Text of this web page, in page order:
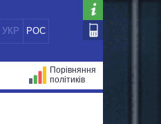
УКР РОС
Порівняння
політиків